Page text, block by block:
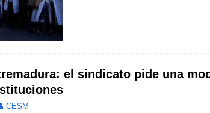
el sindicato pide una
CESM